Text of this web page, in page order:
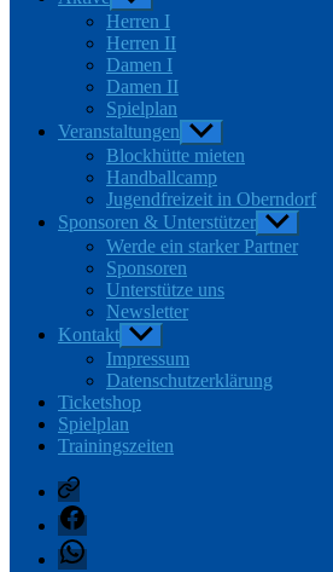
anzeigen
Herren I
Herren II
Damen I
Damen II
Spielplan
Veranstaltungen Untermenü
anzeigen
Blockhütte mieten
Handballcamp
Jugendfreizeit in Oberndorf
Sponsoren & Unterstützer Untermenü
anzeigen
Werde ein starker Partner
Sponsoren
Unterstütze uns
Newsletter
Kontakt Untermenü
anzeigen
Impressum
Datenschutzerklärung
Ticketshop
Spielplan
Trainingszeiten
nuLiga
Facebook
WhatsApp-
Kanal